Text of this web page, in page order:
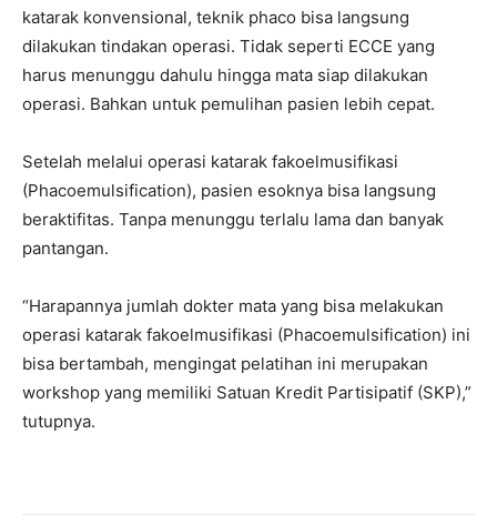
katarak konvensional, teknik phaco bisa langsung
dilakukan tindakan operasi. Tidak seperti ECCE yang
harus menunggu dahulu hingga mata siap dilakukan
operasi. Bahkan untuk pemulihan pasien lebih cepat.
Setelah melalui operasi katarak fakoelmusifikasi
(Phacoemulsification), pasien esoknya bisa langsung
beraktifitas. Tanpa menunggu terlalu lama dan banyak
pantangan.
“Harapannya jumlah dokter mata yang bisa melakukan
operasi katarak fakoelmusifikasi (Phacoemulsification) ini
bisa bertambah, mengingat pelatihan ini merupakan
workshop yang memiliki Satuan Kredit Partisipatif (SKP),”
tutupnya.